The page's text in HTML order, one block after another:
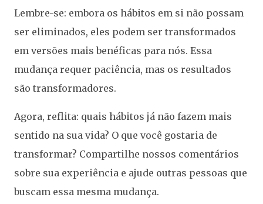
Lembre-se: embora os hábitos em si não possam
ser eliminados, eles podem ser transformados
em versões mais benéficas para nós. Essa
mudança requer paciência, mas os resultados
são transformadores.
Agora, reflita: quais hábitos já não fazem mais
sentido na sua vida? O que você gostaria de
transformar? Compartilhe nossos comentários
sobre sua experiência e ajude outras pessoas que
buscam essa mesma mudança.